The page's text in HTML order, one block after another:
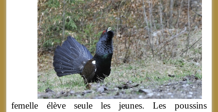
femelle élève seule les jeunes. Les poussins